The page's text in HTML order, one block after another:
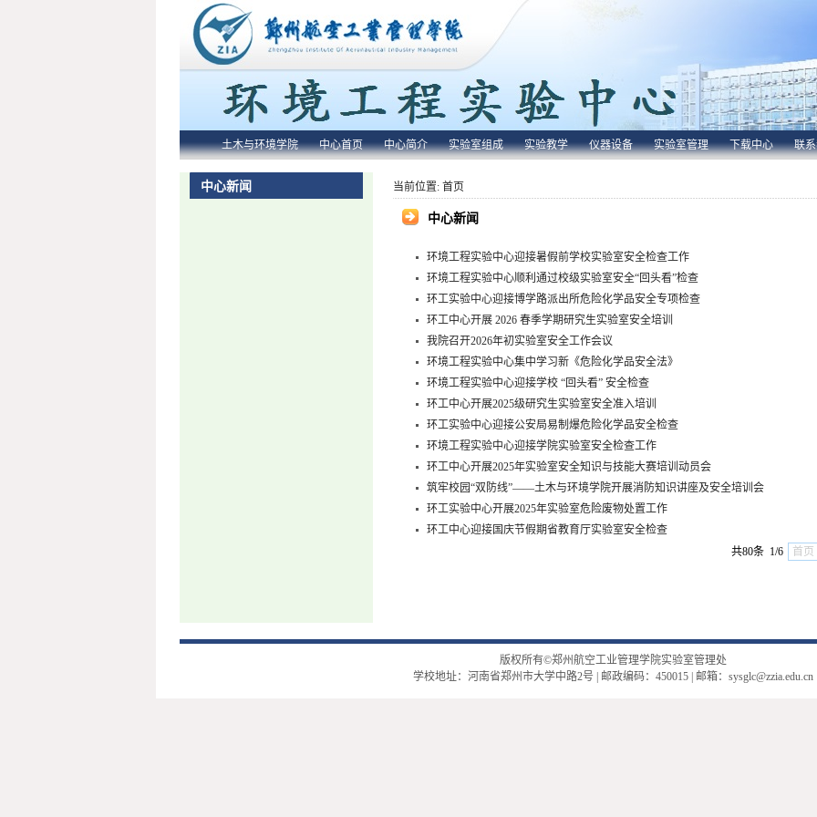
土木与环境学院 中心首页 中心简介 实验室组成 实验教学 仪器设备 实验室管理 下载中心 联
中心新闻 当前位置: 首页
中心新闻
环境工程实验中心迎接暑假前学校实验室安全检查工作
环境工程实验中心顺利通过校级实验室安全“回头看”检查
环工实验中心迎接博学路派出所危险化学品安全专项检查
环工中心开展 2026 春季学期研究生实验室安全培训
我院召开2026年初实验室安全工作会议
环境工程实验中心集中学习新《危险化学品安全法》
环境工程实验中心迎接学校 “回头看” 安全检查​
环工中心开展2025级研究生实验室安全准入培训
环工实验中心迎接公安局易制爆危险化学品安全检查
环境工程实验中心迎接学院实验室安全检查工作
环工中心开展2025年实验室安全知识与技能大赛培训动员会
筑牢校园“双防线”——土木与环境学院开展消防知识讲座及安全培训会
环工实验中心开展2025年实验室危险废物处置工作
环工中心迎接国庆节假期省教育厅实验室安全检查
共80条 1/6
首页
版权所有©郑州航空工业管理学院实验室管理处
学校地址：河南省郑州市大学中路2号 | 邮政编码：450015 | 邮箱：sysglc@zzia.edu.cn